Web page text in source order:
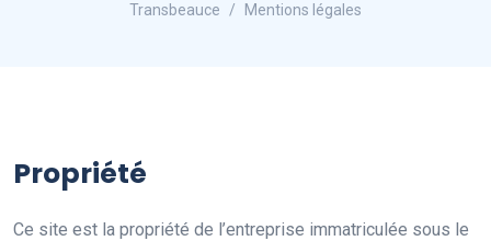
Transbeauce Mentions légales
Propriété
Ce site est la propriété de l’entreprise immatriculée sous le